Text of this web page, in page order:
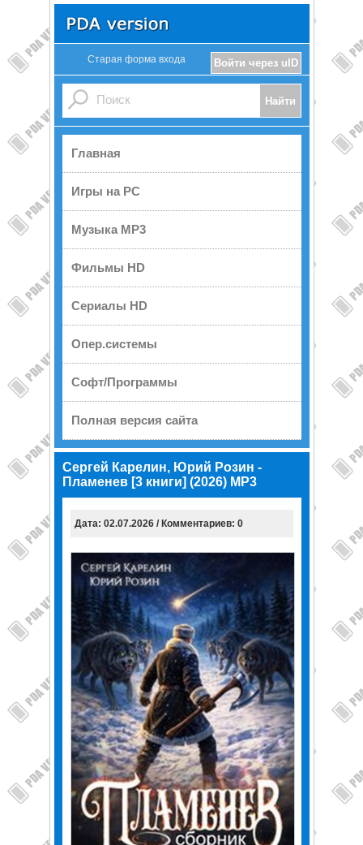
Войти через uID
Старая форма входа
Главная
Игры на PC
Музыка MP3
Фильмы HD
Сериалы HD
Опер.системы
Софт/Программы
Полная версия сайта
Сергей Карелин, Юрий Розин -
Пламенев [3 книги] (2026) МР3
Дата: 02.07.2026 / Комментариев: 0